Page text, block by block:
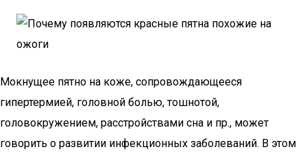
Мокнущее пятно на коже, сопровождающееся
гипертермией, головной болью, тошнотой,
головокружением, расстройствами сна и пр., может
говорить о развитии инфекционных заболеваний. В этом